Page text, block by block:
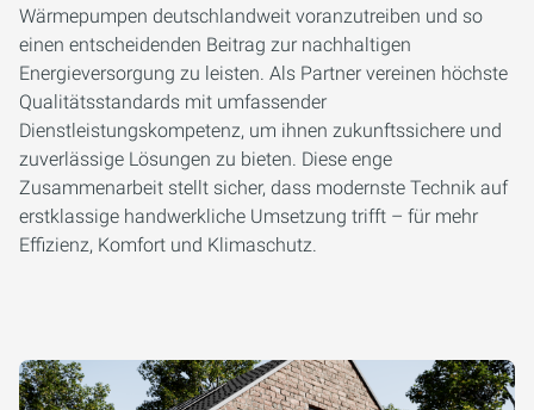
Wärmepumpen deutschlandweit voranzutreiben und so
einen entscheidenden Beitrag zur nachhaltigen
Energieversorgung zu leisten. Als Partner vereinen höchste
Qualitätsstandards mit umfassender
Dienstleistungskompetenz, um ihnen zukunftssichere und
zuverlässige Lösungen zu bieten. Diese enge
Zusammenarbeit stellt sicher, dass modernste Technik auf
erstklassige handwerkliche Umsetzung trifft – für mehr
Effizienz, Komfort und Klimaschutz.